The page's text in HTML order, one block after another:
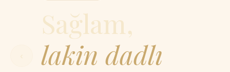
Sağlam,
lakin dadlı
‹